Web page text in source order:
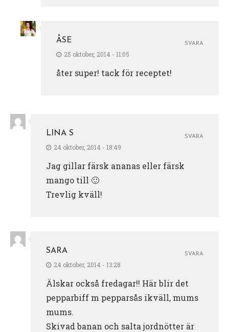
ÅSE
25 oktober, 2014 - 11:05
åter super! tack för receptet!
SVARA
LINA S
24 oktober, 2014 - 18:49
Jag gillar färsk ananas eller färsk
mango till 🙂
Trevlig kväll!
SVARA
SARA
24 oktober, 2014 - 13:28
Älskar också fredagar!! Här blir det
pepparbiff m pepparsås ikväll, mums
mums.
Skivad banan och salta jordnötter är
SVARA